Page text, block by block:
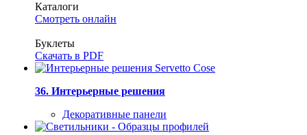
Каталоги
Смотреть онлайн
Буклеты
Скачать в PDF
36. Интерьерные решения
Декоративные панели